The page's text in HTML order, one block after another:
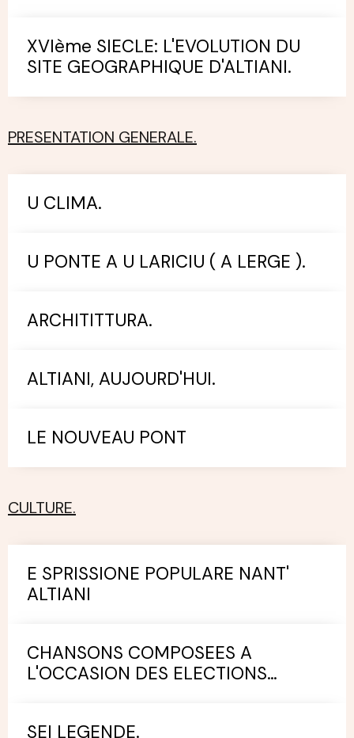
XVIème SIECLE: L'EVOLUTION DU
SITE GEOGRAPHIQUE D'ALTIANI.
PRESENTATION GENERALE.
U CLIMA.
U PONTE A U LARICIU ( A LERGE ).
ARCHITITTURA.
ALTIANI, AUJOURD'HUI.
LE NOUVEAU PONT
CULTURE.
E SPRISSIONE POPULARE NANT'
ALTIANI
CHANSONS COMPOSEES A
L'OCCASION DES ELECTIONS
SEI LEGENDE.